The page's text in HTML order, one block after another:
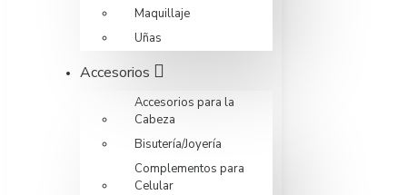
Maquillaje
Uñas
Accesorios
Accesorios para la
Cabeza
Bisutería/Joyería
Complementos para
Celular